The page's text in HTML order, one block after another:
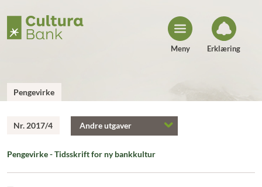
o
Meny Erklæring
Pengevirke
Nr. 2017/4 Andre utgaver
Pengevirke - Tidsskrift for ny bankkultur